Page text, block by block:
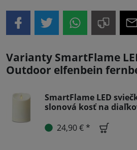
Varianty SmartFlame
Outdoor elfenbein
SmartFlame LED
slonová kosť na
24,90 € *